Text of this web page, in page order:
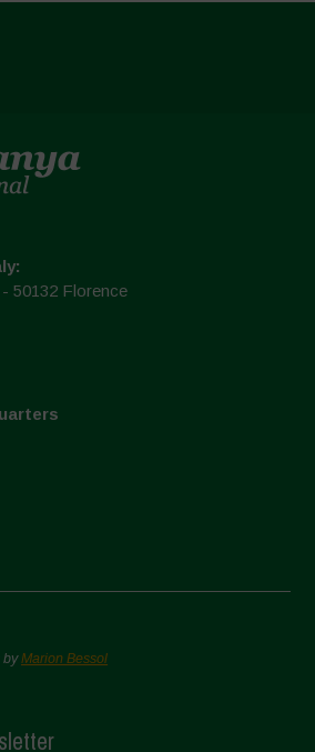
50132 Florence
byMarion Bessol